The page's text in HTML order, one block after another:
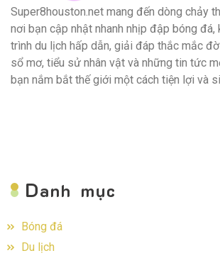
Super8houston.net mang đến dòng chảy
nơi bạn cập nhật nhanh nhịp đập bóng đá,
trình du lịch hấp dẫn, giải đáp thắc mắc
sổ mơ, tiểu sử nhân vật và những tin tức
bạn nắm bắt thế giới một cách tiện lợi và
Danh mục
Bóng đá
Du lịch